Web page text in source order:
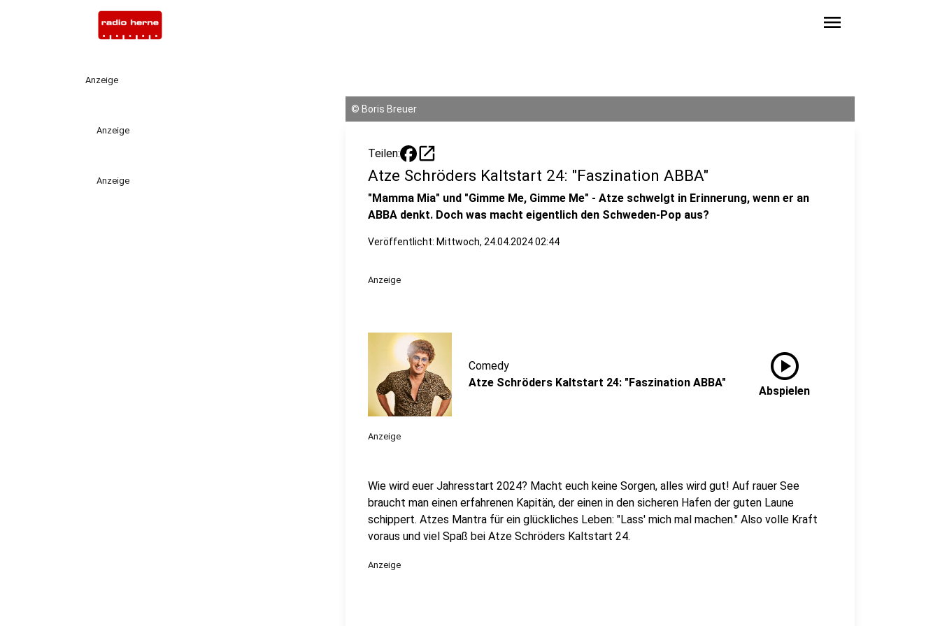
menu
Anzeige
Anzeige
Anzeige
© Boris Breuer
Teilen: open_in_new
Atze Schröders Kaltstart 24: "Faszination ABBA"
"Mamma Mia" und "Gimme Me, Gimme Me" - Atze schwelgt in Erinnerung, wenn er an
ABBA denkt. Doch was macht eigentlich den Schweden-Pop aus?
Veröffentlicht: Mittwoch, 24.04.2024 02:44
Anzeige
Comedy
Atze Schröders Kaltstart 24: "Faszination ABBA"
play_circle
Abspielen
Anzeige
Wie wird euer Jahresstart 2024? Macht euch keine Sorgen, alles wird gut! Auf rauer See
braucht man einen erfahrenen Kapitän, der einen in den sicheren Hafen der guten Laune
schippert. Atzes Mantra für ein glückliches Leben: "Lass' mich mal machen." Also volle Kraft
voraus und viel Spaß bei Atze Schröders Kaltstart 24.
Anzeige